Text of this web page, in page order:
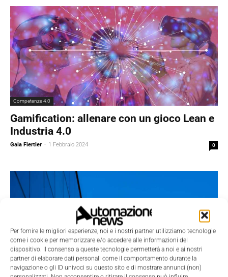
Per fornire le migliori esperienze, noi e i nostri partner utilizziamo tecnologie
come i cookie per memorizzare e/o accedere alle informazioni del
dispositivo. Il consenso a queste tecnologie permetterà a noi e ai nostri
partner di elaborare dati personali come il comportamento durante la
navigazione o gli ID univoci su questo sito e di mostrare annunci (non)
Competenze 4.0
Gamification: allenare con un gioco Lean e
Industria 4.0
Gaia Fiertler - 1 Febbraio 2024 0